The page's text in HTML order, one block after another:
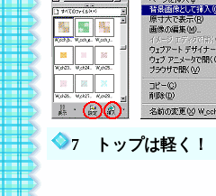
7 トップは軽く！